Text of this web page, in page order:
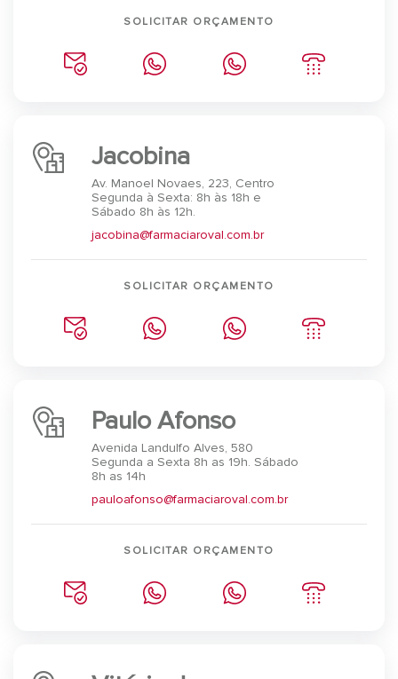
SOLICITAR ORÇAMENTO
Jacobina
Av. Manoel Novaes, 223, Centro
Segunda à Sexta: 8h às 18h e
Sábado 8h às 12h.
jacobina@farmaciaroval.com.br
SOLICITAR ORÇAMENTO
Paulo Afonso
Avenida Landulfo Alves, 580
Segunda a Sexta 8h as 19h. Sábado
8h as 14h
pauloafonso@farmaciaroval.com.br
SOLICITAR ORÇAMENTO